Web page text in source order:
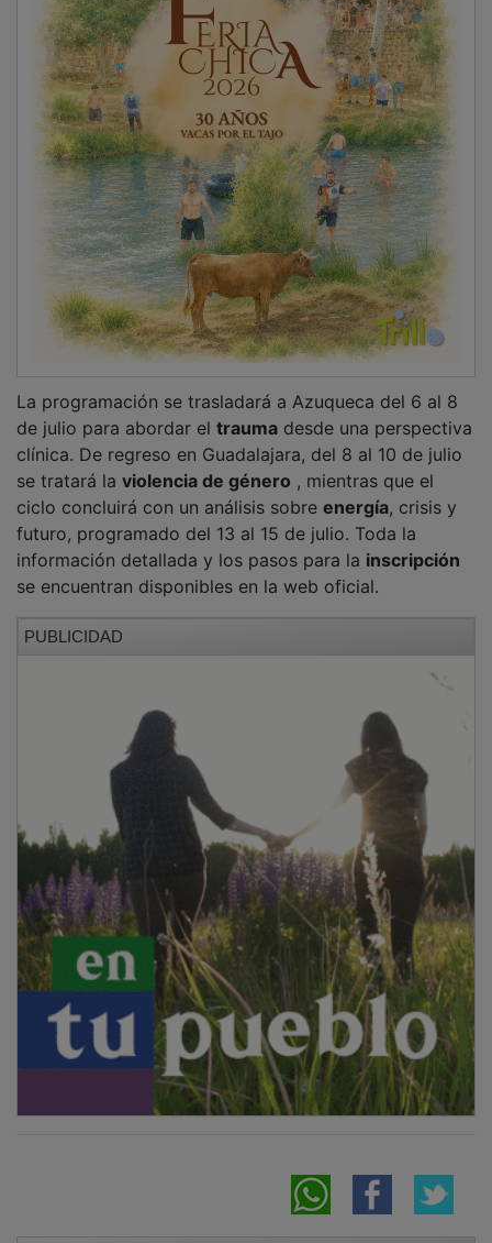
de julio para abordar eltrauma desde una perspectiva
clínica. De regreso en Guadalajara, del 8 al 10 de julio
se tratará laviolencia de género , mientras que el
ciclo concluirá con un análisis sobreenergía, crisis y
futuro, programado del 13 al 15 de julio. Toda la
información detallada y los pasos para la inscripción
se encuentran disponibles en la web oficial.